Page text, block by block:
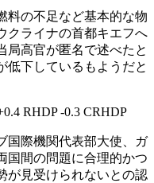
料の不足など基本的な物
クライナの首都キエフへ
局高官が匿名で述べたと
低下しているもようだと
RHDP -0.3 CRHDP
国際機関代表部大使、ガ
国間の問題に合理的かつ
が見受けられないとの認